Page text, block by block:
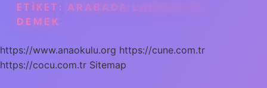
ETIKET: ARABADA LAUNCH NE
DEMEK
https://www.anaokulu.org https://cune.com.tr
https://cocu.com.tr Sitemap